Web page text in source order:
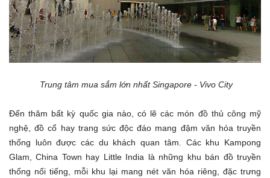
Trung tâm mua sắm lớn nhất Singapore - Vivo City
Đến thăm bất kỳ quốc gia nào, có lẽ các món đồ thủ công mỹ
nghệ, đồ cổ hay trang sức độc đáo mang đậm văn hóa truyền
thống luôn được các du khách quan tâm. Các khu Kampong
Glam, China Town hay Little India là những khu bán đồ truyền
thống nổi tiếng, mỗi khu lại mang nét văn hóa riêng, đặc trưng